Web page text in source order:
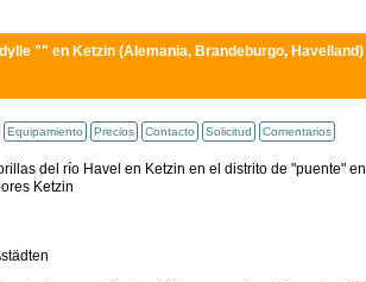
"" en Ketzin (Alemania, Brandeburgo, Havelland)
Equipamiento Precios Contacto Solicitud Comentarios
del río Havel en Ketzin en el distrito de "puente"
Ketzin